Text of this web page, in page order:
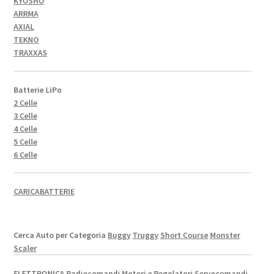
ARRMA
AXIAL
TEKNO
TRAXXAS
Batterie LiPo
2 Celle
3 Celle
4 Celle
5 Celle
6 Celle
CARICABATTERIE
Cerca Auto per Categoria Buggy Truggy Short Course Monster
Scaler